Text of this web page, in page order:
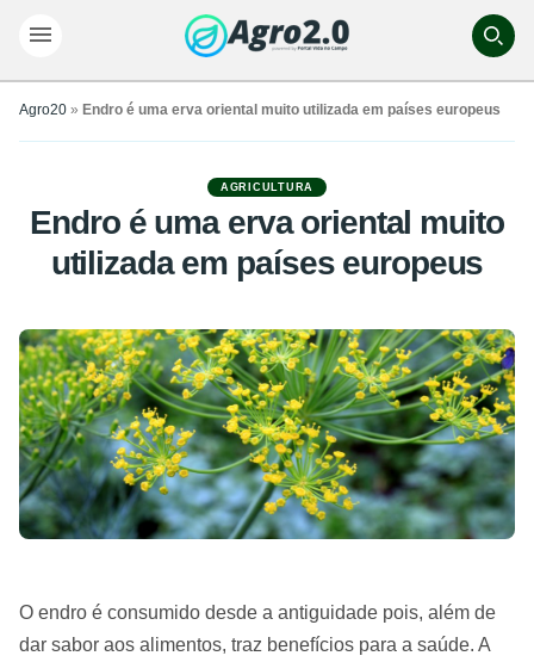
Agro20 » Endro é uma erva oriental muito utilizada em países europeus
AGRICULTURA
Endro é uma erva oriental muito
utilizada em países europeus
O endro é consumido desde a antiguidade pois, além de
dar sabor aos alimentos, traz benefícios para a saúde. A